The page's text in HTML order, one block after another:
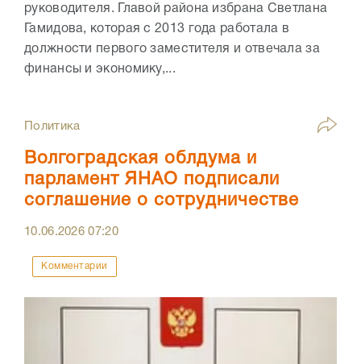
руководителя. Главой района избрана Светлана
Гамидова, которая с 2013 года работала в
должности первого заместителя и отвечала за
финансы и экономику,...
Политика
Волгоградская облдума и
парламент ЯНАО подписали
соглашение о сотрудничестве
10.06.202607:20
Комментарии